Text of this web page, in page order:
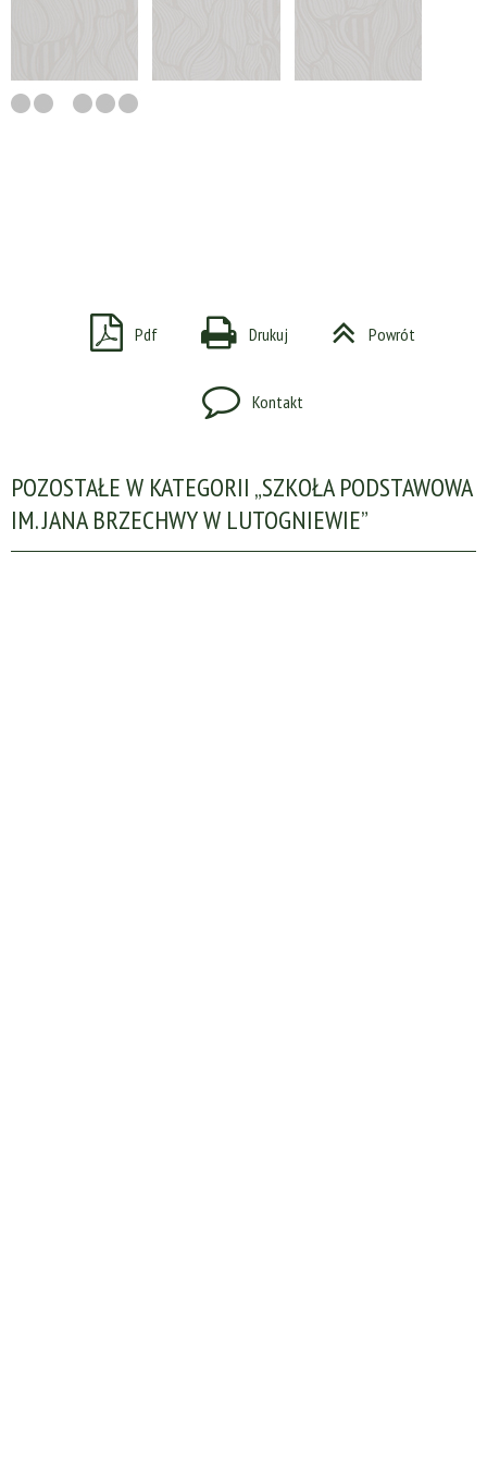
Pdf Drukuj Powrót
Kontakt
POZOSTAŁE W KATEGORII „SZKOŁA PODSTAWOWA
IM. JANA BRZECHWY W LUTOGNIEWIE”